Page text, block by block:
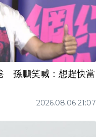
孫鵬笑喊：想趕快當
2026.08.06 21:07